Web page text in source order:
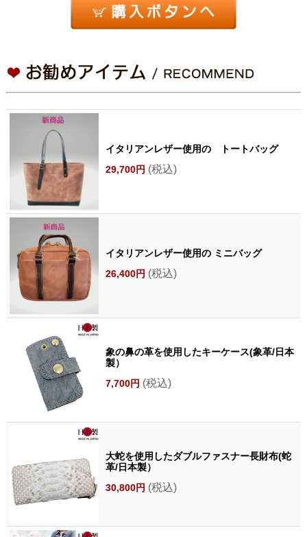
イタリアンレザー使用の トートバッグ
29,700円 (税込)
イタリアンレザー使用の ミニバッグ
26,400円 (税込)
象の鼻の革を使用したキーケース(象革/日本
製）
7,700円 (税込)
大蛇を使用したダブルファスナー長財布(蛇
革/日本製）
30,800円 (税込)